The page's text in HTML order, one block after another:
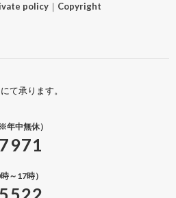
policy｜ Copyright
にて承ります。
年中無休）
～17時）